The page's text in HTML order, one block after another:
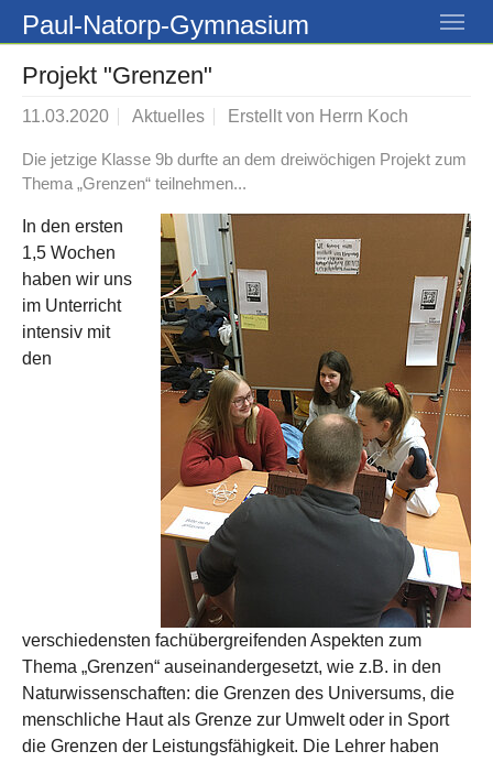
Skip to main navigation
Skip to main content
Skip to page footer
Paul-Natorp-Gymnasium
Projekt "Grenzen"
11.03.2020 Aktuelles Erstellt von Herrn Koch
Die jetzige Klasse 9b durfte an dem dreiwöchigen Projekt zum
Thema „Grenzen“ teilnehmen...
In den ersten
1,5 Wochen
haben wir uns
im Unterricht
intensiv mit
den
verschiedensten fachübergreifenden Aspekten zum
Thema „Grenzen“ auseinandergesetzt, wie z.B. in den
Naturwissenschaften: die Grenzen des Universums, die
menschliche Haut als Grenze zur Umwelt oder in Sport
die Grenzen der Leistungsfähigkeit. Die Lehrer haben